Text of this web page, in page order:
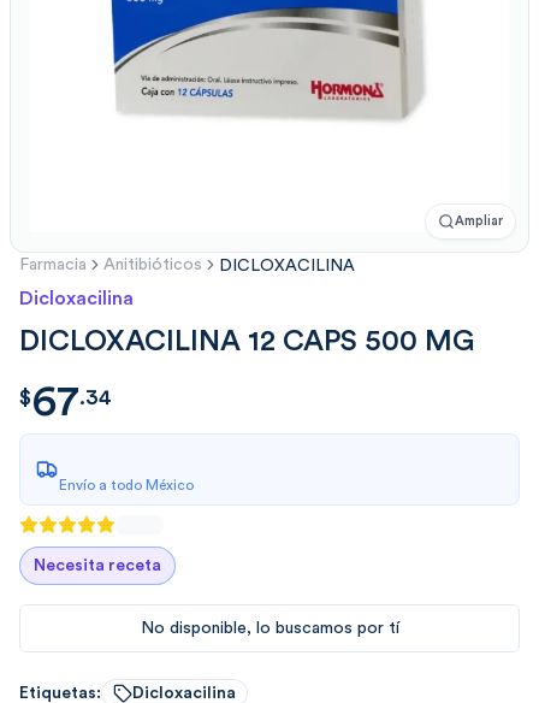
Ampliar
Farmacia Anitibióticos DICLOXACILINA
Dicloxacilina
DICLOXACILINA 12 CAPS 500 MG
$67.34
$67.34
Envío a todo México
Necesita receta
No disponible, lo buscamos por tí
Etiquetas: Dicloxacilina